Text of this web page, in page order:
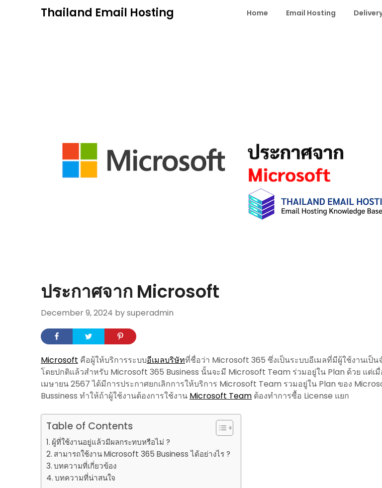
Thailand Email Hosting Home Email Hosting
ประกาศจาก Microsoft
December 9, 2024 by superadmin
Microsoft คือผู้ให้บริการระบบอีเมลบริษัทที่ชื่อว่า Microsoft 365 ซึ่งเป็นระบบอีเมลที่มีผู้ใช้งานเป็น
โดยปกติแล้วสำหรับ Microsoft 365 Business นั้นจะมี Microsoft Team ร่วมอยู่ใน Plan ด้วย แต่เมื่
เมษายน 2567 ได้มีการประกาศยกเลิกการให้บริการ Microsoft Team รวมอยู่ใน Plan ของ
Bussiness ทำให้ถ้าผู้ใช้งานต้องการใช้งาน Microsoft Team ต้องทำการซื้อ License แยก
Table of Contents
ผู้ที่ใช้งานอยู่แล้วมีผลกระทบหรือไม่ ?
สามารถใช้งาน Microsoft 365 Business ได้อย่างไร ?
บทความที่เกี่ยวข้อง
บทความที่น่าสนใจ